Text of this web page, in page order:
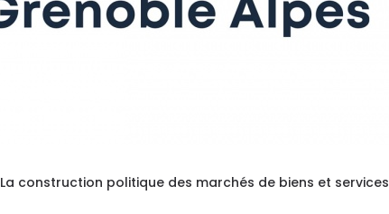
La construction politique des marchés de biens et services